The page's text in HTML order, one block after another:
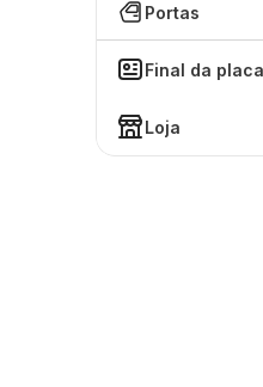
Portas
Final da placa
Loja